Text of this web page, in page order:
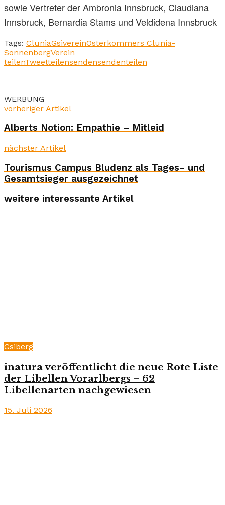
sowie Vertreter der Ambronia Innsbruck, Claudiana
Innsbruck, Bernardia Stams und Veldidena Innsbruck
Tags: CluniaGsivereinOsterkommers Clunia-
SonnenbergVerein
teilenTweetteilensendensendenteilen
WERBUNG
vorheriger Artikel
Alberts Notion: Empathie – Mitleid
nächster Artikel
Tourismus Campus Bludenz als Tages- und
Gesamtsieger ausgezeichnet
weitere interessante Artikel
Gsiberg
inatura veröffentlicht die neue Rote Liste
der Libellen Vorarlbergs – 62
Libellenarten nachgewiesen
15. Juli 2026